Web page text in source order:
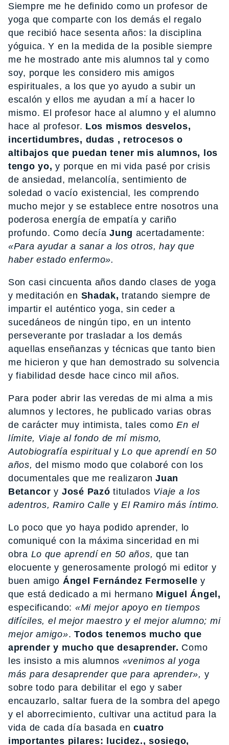
Siempre me he definido como un profesor de
yoga que comparte con los demás el regalo
que recibió hace sesenta años: la disciplina
yóguica. Y en la medida de la posible siempre
me he mostrado ante mis alumnos tal y como
soy, porque les considero mis amigos
espirituales, a los que yo ayudo a subir un
escalón y ellos me ayudan a mí a hacer lo
mismo. El profesor hace al alumno y el alumno
hace al profesor. Los mismos desvelos,
incertidumbres, dudas , retrocesos o
altibajos que puedan tener mis alumnos, los
tengo yo, y porque en mi vida pasé por crisis
de ansiedad, melancolía, sentimiento de
soledad o vacío existencial, les comprendo
mucho mejor y se establece entre nosotros una
poderosa energía de empatía y cariño
profundo. Como decíaJung acertadamente:
«Para ayudar a sanar a los otros, hay que
haber estado enfermo».
Son casi cincuenta años dando clases de yoga
y meditación en Shadak, tratando siempre de
impartir el auténtico yoga, sin ceder a
sucedáneos de ningún tipo, en un intento
perseverante por trasladar a los demás
aquellas enseñanzas y técnicas que tanto bien
me hicieron y que han demostrado su solvencia
y fiabilidad desde hace cinco mil años.
Para poder abrir las veredas de mi alma a mis
alumnos y lectores, he publicado varias obras
de carácter muy intimista, tales comoEn el
límite, Viaje al fondo de mí mismo,
Autobiografía espiritualyLo que aprendí en 50
años, del mismo modo que colaboré con los
documentales que me realizaronJuan
Betancor y José Pazótitulados Viaje a los
adentros, Ramiro Calle yEl Ramiro más íntimo.
Lo poco que yo haya podido aprender, lo
comuniqué con la máxima sinceridad en mi
obra Lo que aprendí en 50 años, que tan
elocuente y generosamente prologó mi editor y
buen amigo Ángel Fernández Fermoselle y
que está dedicado a mi hermano Miguel Ángel,
especificando: «Mi mejor apoyo en tiempos
difíciles, el mejor maestro y el mejor alumno; mi
mejor amigo». Todos tenemos mucho que
aprender y mucho que desaprender. Como
les insisto a mis alumnos «venimos al yoga
más para desaprender que para aprender», y
sobre todo para debilitar el ego y saber
encauzarlo, saltar fuera de la sombra del apego
y el aborrecimiento, cultivar una actitud para la
vida de cada día basada encuatro
importantes pilares: lucidez., sosiego,